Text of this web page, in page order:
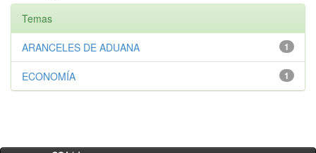
Temas
1
ARANCELES DE ADUANA
1
ECONOMÍA